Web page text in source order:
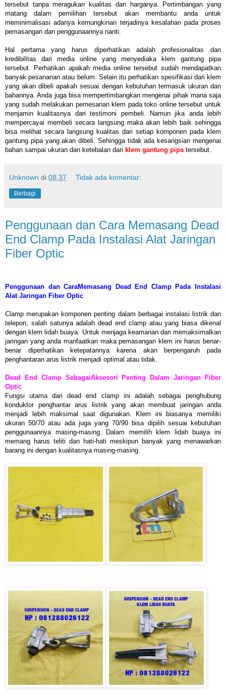
tersebut tanpa meragukan kualitas dan harganya. Pertimbangan yang
matang dalam pemilihan tersebut akan membantu anda untuk
meminimalisasi adanya kemungkinan terjadinya kesalahan pada proses
pemasangan dan penggunaannya nanti.
Hal pertama yang harus diperhatikan adalah profesionalitas dan
kredibilitas dari media online yang menyediaka klem gantung pipa
tersebut. Perhatikan apakah media online tersebut sudah mendapatkan
banyak pesananan atau belum. Selain itu perhatikan spesifikasi dari klem
yang akan dibeli apakah sesuai dengan kebutuhan termasuk ukuran dan
bahannya. Anda juga bisa mempertimbangkan mengenai pihak mana saja
yang sudah melakukan pemesanan klem pada toko online tersebut untuk
menjamin kualitasnya dari testimoni pembeli. Namun jika anda lebih
mempercayai membeli secara langsung maka akan lebih baik sehingga
bisa melihat secara langsung kualitas dari setiap komponen pada klem
gantung pipa yang akan dibeli. Sehingga tidak ada kesangsian mengenai
bahan sampai ukuran dan ketebalan dari klem gantung pipa tersebut.
Unknown di 08.37 Tidak ada komentar:
Berbagi
Penggunaan dan Cara Memasang Dead
End Clamp Pada Instalasi Alat Jaringan
Fiber Optic
Penggunaan dan CaraMemasang Dead End Clamp Pada Instalasi
Alat Jaringan Fiber Optic
Clamp merupakan komponen penting dalam berbagai instalasi listrik dan
telepon, salah satunya adalah dead end clamp atau yang biasa dikenal
dengan klem lidah buaya. Untuk menjaga keamanan dan memaksimalkan
jaringan yang anda manfaatkan maka pemasangan klem ini harus benar-
benar diperhatikan ketepatannya karena akan berpengaruh pada
penghantaran arus listrik menjadi optimal atau tidak.
Dead End Clamp SebagaiAksesori Penting Dalam Jaringan Fiber
Optic
Fungsi utama dari dead end clamp ini adalah sebagai penghubung
konduktor penghantar arus listrik yang akan membuat jaringan anda
menjadi lebih maksimal saat digunakan. Klem ini biasanya memiliki
ukuran 50/70 atau ada juga yang 70/90 bisa dipilih sesuai kebutuhan
penggunaannya masing-masing. Dalam memilih klem lidah buaya ini
memang harus teliti dan hati-hati meskipun banyak yang menawarkan
barang ini dengan kualitasnya masing-masing.